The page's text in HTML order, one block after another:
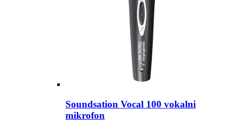
Soundsation Vocal 100 vokalni
mikrofon